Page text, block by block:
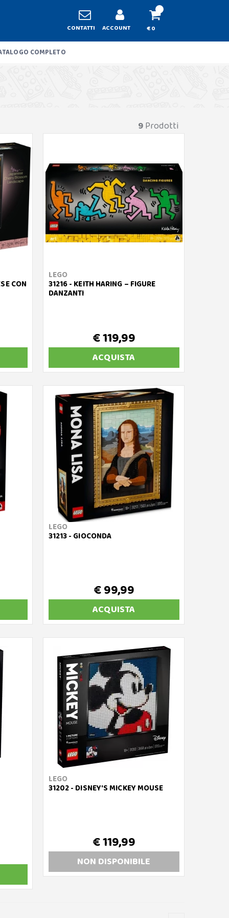
CONTATTI ACCOUNT € 0
COMPLETO
9Prodotti
CON
LEGO
31216 - KEITH HARING – FIGURE
DANZANTI
€ 119,99
ACQUISTA
LEGO
31213 - GIOCONDA
€ 99,99
ACQUISTA
LEGO
31202 - DISNEY'S MICKEY MOUSE
€ 119,99
NON DISPONIBILE